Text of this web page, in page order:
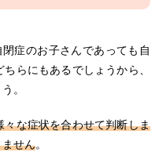
症のお子さんであっても自
らにもあるでしょうから、
。
々な症状を合わせて判断しま
せん。